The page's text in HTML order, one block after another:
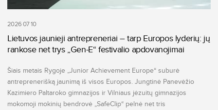
2026 07 10
Lietuvos jaunieji antrepreneriai – tarp Europos lyderių: jų
rankose net trys „Gen-E“ festivalio apdovanojimai
Šiais metais Rygoje „Junior Achievement Europe“ suburė
antreprenerišką jaunimą iš visos Europos. Jungtinė Panevėžio
Kazimiero Paltaroko gimnazijos ir Vilniaus jėzuitų gimnazijos
mokomoji mokinių bendrovė „SafeClip“ pelnė net tris